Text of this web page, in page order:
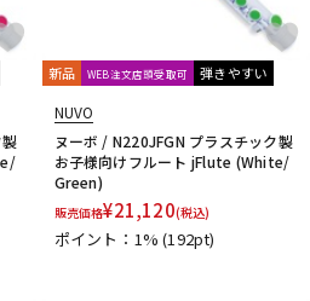
新品 WEB注文店頭受取可 弾きやすい
NUVO
ヌーボ / N220JFGN プラスチック製
お子様向けフルート jFlute (White/
Green)
販売価格¥21,120(税込)
ポイント：1%(192pt)